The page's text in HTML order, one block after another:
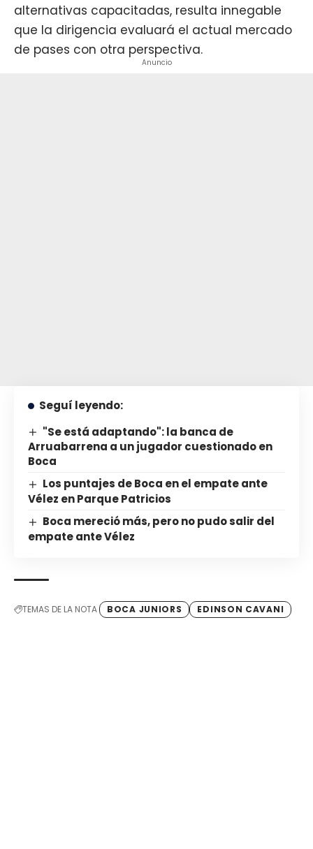
alternativas capacitadas, resulta innegable
que la dirigencia evaluará el actual mercado
de pases con otra perspectiva.
Anuncio
Seguí leyendo:
"Se está adaptando": la banca de
Arruabarrena a un jugador cuestionado en
Boca
Los puntajes de Boca en el empate ante
Vélez en Parque Patricios
Boca mereció más, pero no pudo salir del
empate ante Vélez
TEMAS DE LA NOTA BOCA JUNIORS EDINSON CAVANI